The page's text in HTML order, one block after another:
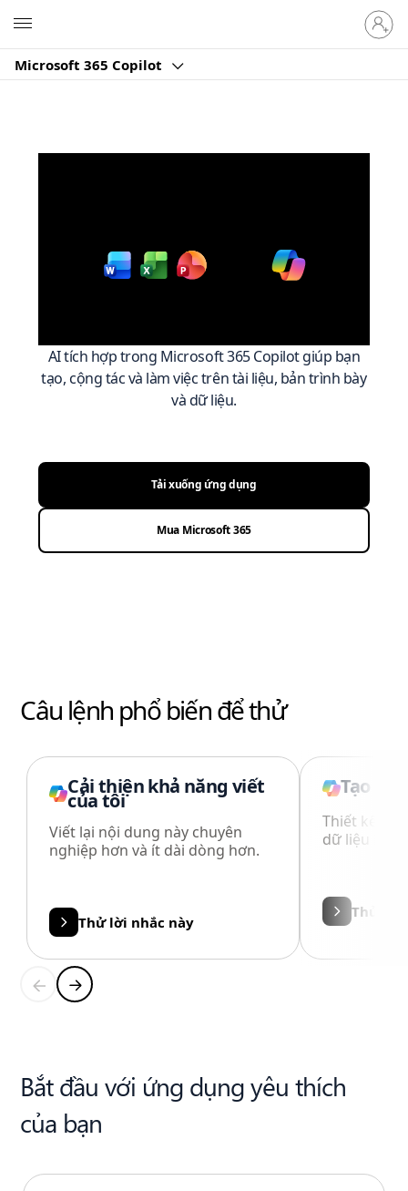
Microsoft 365 Copilot
Đăng
nhập
tài
của
AI tích hợp trong Microsoft 365 Copilot giúp bạn
tạo, cộng tác và làm việc trên tài liệu, bản trình bày
và dữ liệu.
Tải xuống ứng dụng
Mua Microsoft 365
Câu lệnh phổ biến để thử
Cải thiện khả năng viết
của tôi
Viết lại nội dung này chuyên
nghiệp hơn và ít dài dòng hơn.
Thử lời nhắc này
Tạo
Thiết kế
dữ liệu
Thử lời
Bắt đầu với ứng dụng yêu thích
của bạn